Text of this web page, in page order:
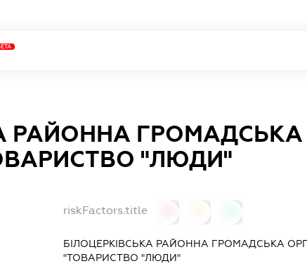
РАЙОННА ГРОМАДСЬКА
"ЛЮДИ"
riskFactors.title
БІЛОЦЕРКІВСЬКА РАЙОННА ГРОМАДСЬКА
"ТОВАРИСТВО "ЛЮДИ"